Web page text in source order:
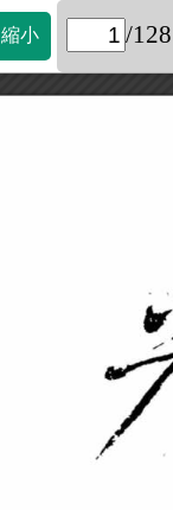
縮小 /128